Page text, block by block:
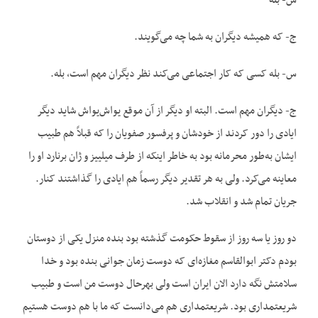
ج- که همیشه دیگران به شما چه می‌گویند.
س- بله کسی که کار اجتماعی می‌کند نظر دیگران مهم است، بله.
ج- دیگران مهم است. البته او دیگر از آن موقع یواش‌یواش شاید دیگر
ایادی را دور کردند از خودشان و پرفسور صفویان را که قبلاً هم طبیب
ایشان به‌طور محرمانه بود به خاطر اینکه از طرف میلییز و ژان برنارد او را
معاینه می‌کرد. ولی به هر تقدیر دیگر رسماً هم ایادی را گذاشتند کنار.
جریان تمام شد و انقلاب شد.
دو روز یا سه روز از سقوط حکومت گذشته بود بنده منزل یکی از دوستان
بودم دکتر ابوالقاسم مغازه‌ای که دوست زمان جوانی بنده بود و خدا
سلامتش نگه دارد الان ایران است ولی بهرحال دوست من است و طبیب
شریعتمداری بود. شریعتمداری هم می‌دانست که ما با هم دوست هستیم